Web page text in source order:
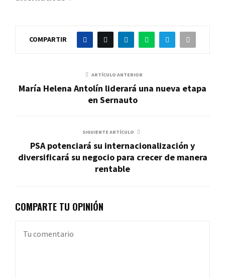
COMPARTIR
ARTÍCULO ANTERIOR
María Helena Antolín liderará una nueva etapa
en Sernauto
SIGUIENTE ARTÍCULO
PSA potenciará su internacionalización y
diversificará su negocio para crecer de manera
rentable
COMPARTE TU OPINIÓN